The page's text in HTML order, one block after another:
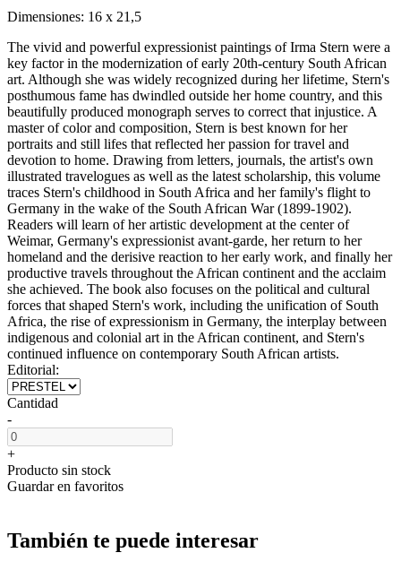
Dimensiones: 16 x 21,5
The vivid and powerful expressionist paintings of Irma Stern were a
key factor in the modernization of early 20th-century South African
art. Although she was widely recognized during her lifetime, Stern's
posthumous fame has dwindled outside her home country, and this
beautifully produced monograph serves to correct that injustice. A
master of color and composition, Stern is best known for her
portraits and still lifes that reflected her passion for travel and
devotion to home. Drawing from letters, journals, the artist's own
illustrated travelogues as well as the latest scholarship, this volume
traces Stern's childhood in South Africa and her family's flight to
Germany in the wake of the South African War (1899-1902).
Readers will learn of her artistic development at the center of
Weimar, Germany's expressionist avant-garde, her return to her
homeland and the derisive reaction to her early work, and finally her
productive travels throughout the African continent and the acclaim
she achieved. The book also focuses on the political and cultural
forces that shaped Stern's work, including the unification of South
Africa, the rise of expressionism in Germany, the interplay between
indigenous and colonial art in the African continent, and Stern's
continued influence on contemporary South African artists.
Editorial:
Cantidad
-
+
Producto sin stock
Guardar en favoritos
También te puede interesar